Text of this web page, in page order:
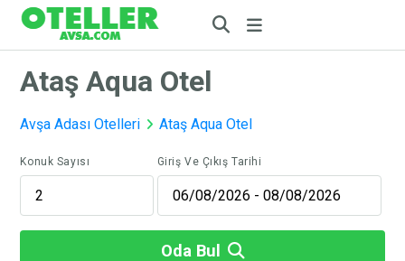
Ataş Aqua Otel
Avşa Adası Otelleri Ataş Aqua Otel
Konuk Sayısı Giriş Ve Çıkış Tarihi
Oda Bul